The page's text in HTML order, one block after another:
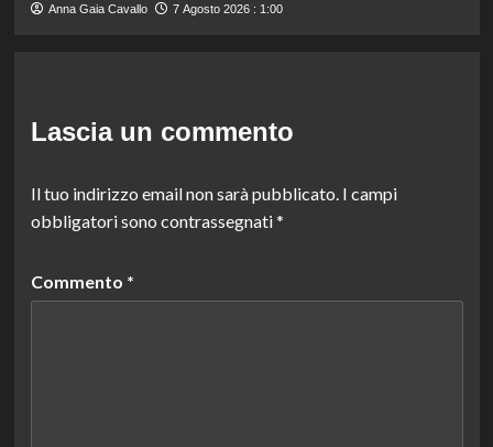
Anna Gaia Cavallo 7 Agosto 2026 : 1:00
Lascia un commento
Il tuo indirizzo email non sarà pubblicato. I campi
obbligatori sono contrassegnati*
Commento *